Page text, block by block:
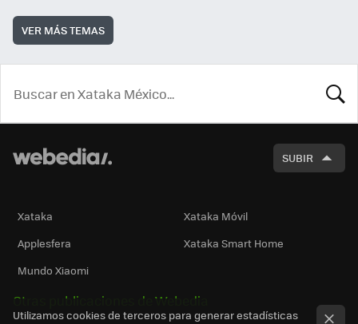
VER MÁS TEMAS
SUBIR
Xataka
Xataka Móvil
Applesfera
Xataka Smart Home
Mundo Xiaomi
Otras publicaciones de Webedia
Utilizamos cookies de terceros para generar estadísticas